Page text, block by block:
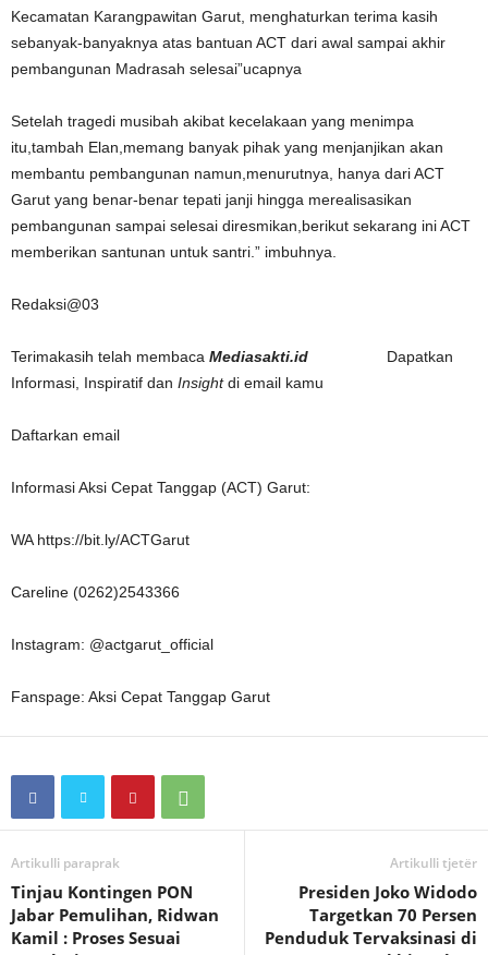
Kecamatan Karangpawitan Garut, menghaturkan terima kasih
sebanyak-banyaknya atas bantuan ACT dari awal sampai akhir
pembangunan Madrasah selesai”ucapnya
Setelah tragedi musibah akibat kecelakaan yang menimpa
itu,tambah Elan,memang banyak pihak yang menjanjikan akan
membantu pembangunan namun,menurutnya, hanya dari ACT
Garut yang benar-benar tepati janji hingga merealisasikan
pembangunan sampai selesai diresmikan,berikut sekarang ini ACT
memberikan santunan untuk santri.” imbuhnya.
Redaksi@03
Terimakasih telah membaca Mediasakti.id
Dapatkan
Informasi, Inspiratif dan Insightdi email kamu
Daftarkan email
Informasi Aksi Cepat Tanggap (ACT) Garut:
WA https://bit.ly/ACTGarut
Careline (0262)2543366
Instagram: @actgarut_official
Fanspage: Aksi Cepat Tanggap Garut
Artikulli paraprak
Tinjau Kontingen PON
Jabar Pemulihan, Ridwan
Kamil : Proses Sesuai
Artikulli tjetër
Presiden Joko Widodo
Targetkan 70 Persen
Penduduk Tervaksinasi di